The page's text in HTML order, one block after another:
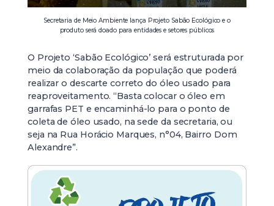
Secretaria de Meio Ambiente lança Projeto Sabão Ecológico e o
produto será doado para entidades e setores públicos
O Projeto ‘Sabão Ecológico’ será estruturada por
meio da colaboração da população que poderá
realizar o descarte correto do óleo usado para
reaproveitamento. “Basta colocar o óleo em
garrafas PET e encaminhá-lo para o ponto de
coleta de óleo usado, na sede da secretaria, ou
seja na Rua Horácio Marques, n°04, Bairro Dom
Alexandre”.